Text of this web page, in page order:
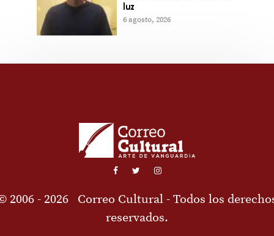
luz
6 agosto, 2026
2006 - 2026 Correo Cultural - Todos los
reservados.